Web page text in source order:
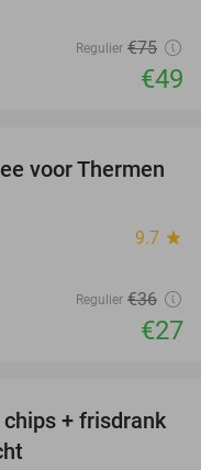
Regulier €75
€49
25%
voor Thermen
9.7 star
Regulier €36
€27
34%
+ frisdrank